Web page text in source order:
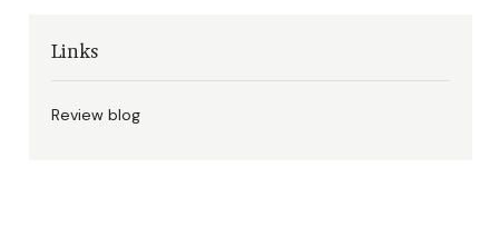
Links
Review blog